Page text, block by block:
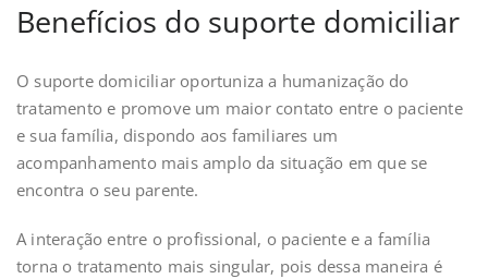
Benefícios do suporte domiciliar
O suporte domiciliar oportuniza a humanização do
tratamento e promove um maior contato entre o paciente
e sua família, dispondo aos familiares um
acompanhamento mais amplo da situação em que se
encontra o seu parente.⁣
A interação entre o profissional, o paciente e a família
torna o tratamento mais singular, pois dessa maneira é